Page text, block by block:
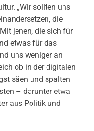
„Wir sollten uns
die
jenen, die sich für
etwas für das
uns weniger an
ob in der digitalen
säen und spalten
– darunter etwa
aus Politik und